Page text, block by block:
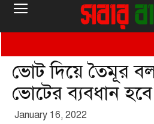
ভোট দিয়ে তৈমূর
ভোটের ব্যবধান হবে
January 16, 2022